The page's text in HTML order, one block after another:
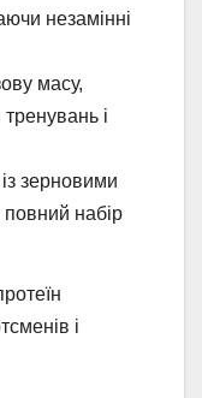
незамінні
масу,
і
зерновими
набір
і